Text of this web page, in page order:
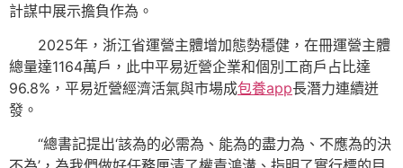
計謀中展示擔負作為。
2025年，浙江省運營主體增加態勢穩健，在冊運營主體
總量達1164萬戶，此中平易近營企業和個別工商戶占比達
96.8%，平易近營經濟活氣與市場成包養app長潛力連續迸
發。
“總書記提出‘該為的必需為、能為的盡力為、不應為的決